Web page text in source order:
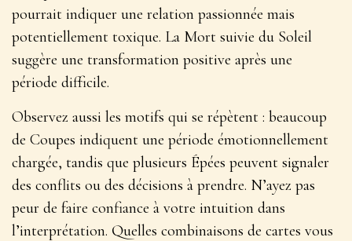
pourrait indiquer une relation passionnée mais
potentiellement toxique. La Mort suivie du Soleil
suggère une transformation positive après une
période difficile.
Observez aussi les motifs qui se répètent : beaucoup
de Coupes indiquent une période émotionnellement
chargée, tandis que plusieurs Épées peuvent signaler
des conflits ou des décisions à prendre. N’ayez pas
peur de faire confiance à votre intuition dans
l’interprétation. Quelles combinaisons de cartes vous